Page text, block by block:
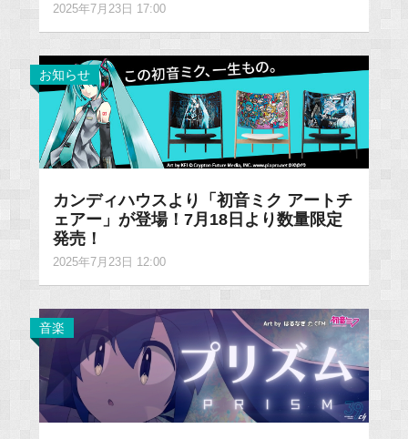
2025年7月23日 17:00
お知らせ
カンディハウスより「初音ミク アートチ
ェアー」が登場！7月18日より数量限定
発売！
2025年7月23日 12:00
音楽